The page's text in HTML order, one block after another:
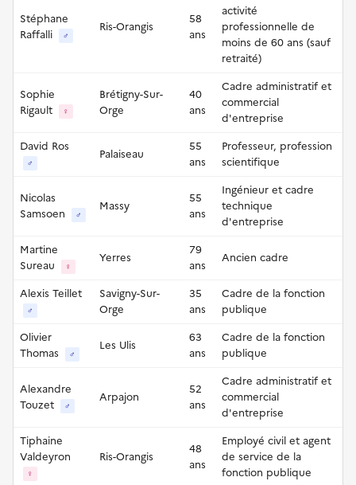
Stéphane
Raffalli
♂
Ris-Orangis
58
ans
activité
professionnelle de
moins de 60 ans (sauf
retraité)
Sophie
Rigault
♀
Brétigny-Sur-
Orge
40
ans
Cadre administratif et
commercial
d'entreprise
David Ros
♂
Palaiseau
55
ans
Professeur, profession
scientifique
Nicolas
Samsoen
♂
Massy
55
ans
Ingénieur et cadre
technique
d'entreprise
Martine
Sureau
♀
Yerres
79
ans
Ancien cadre
Alexis Teillet
♂
Savigny-Sur-
Orge
35
ans
Cadre de la fonction
publique
Olivier
Thomas
♂
Les Ulis
63
ans
Cadre de la fonction
publique
Alexandre
Touzet
♂
Arpajon
52
ans
Cadre administratif et
commercial
d'entreprise
Tiphaine
Valdeyron
♀
Ris-Orangis
48
ans
Employé civil et agent
de service de la
fonction publique